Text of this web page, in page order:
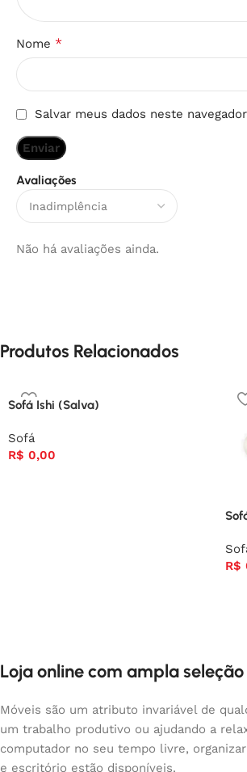
Avaliações
Não há avaliações ainda.
Nome *
Salvar meus dados neste
Produtos Relacionados
Sofá Ishi (Salva)
Sofá
R$ 0,00
R$
Loja online com ampla
Móveis são um atributo invariável de
um trabalho produtivo ou ajudando a
computador no seu tempo livre,
e escritório estão disponíveis.